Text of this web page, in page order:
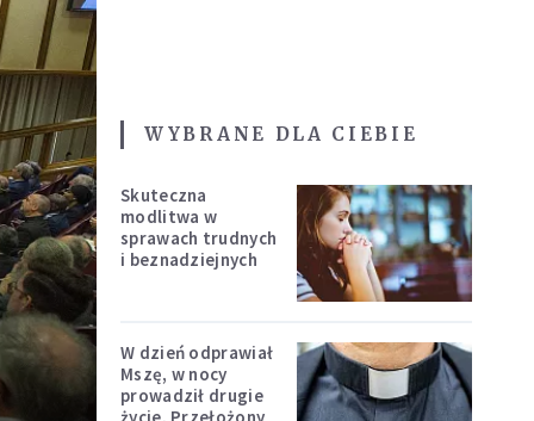
WYBRANE DLA CIEBIE
Skuteczna
modlitwa w
sprawach trudnych
i beznadziejnych
W dzień odprawiał
Mszę, w nocy
prowadził drugie